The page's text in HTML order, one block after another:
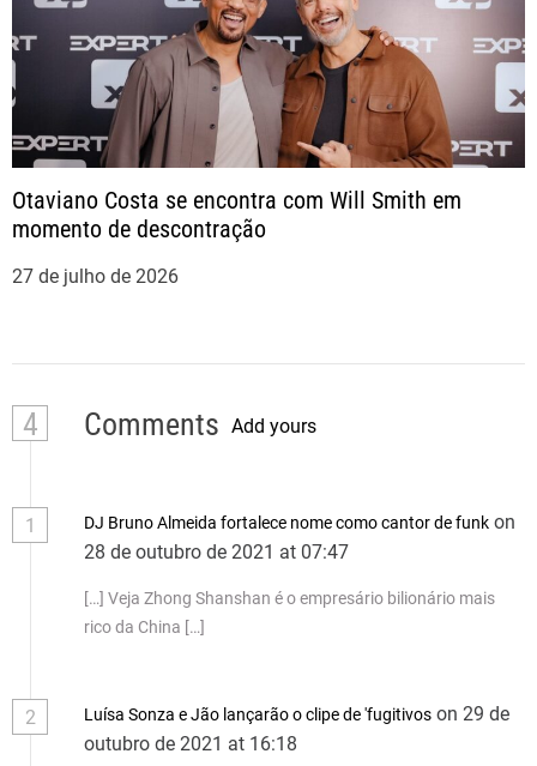
Otaviano Costa se encontra com Will Smith em
momento de descontração
27 de julho de 2026
4 Comments Add yours
1 DJ Bruno Almeida fortalece nome como cantor de funk on
28 de outubro de 2021 at 07:47
[…] Veja Zhong Shanshan é o empresário bilionário mais
rico da China […]
2 Luísa Sonza e Jão lançarão o clipe de 'fugitivos on 29 de
outubro de 2021 at 16:18